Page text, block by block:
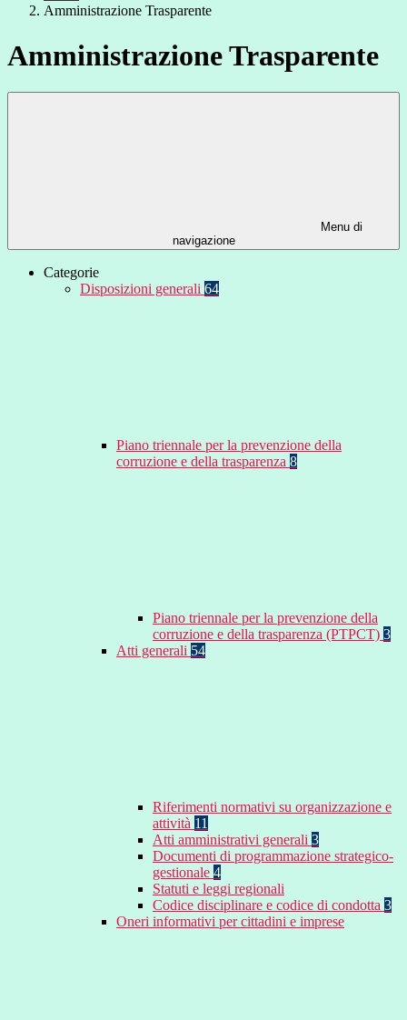
Amministrazione Trasparente
Amministrazione Trasparente
Menu di
navigazione
Categorie
Disposizioni generali 64
Piano triennale per la prevenzione della
corruzione e della trasparenza 8
Piano triennale per la prevenzione della
corruzione e della trasparenza (PTPCT) 3
Atti generali 54
Riferimenti normativi su organizzazione e
attività 11
Atti amministrativi generali 3
Documenti di programmazione strategico-
gestionale 4
Statuti e leggi regionali
Codice disciplinare e codice di condotta 3
Oneri informativi per cittadini e imprese